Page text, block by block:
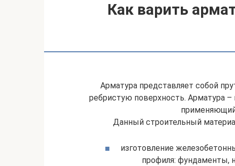
Как варить
Арматура представляет собой
ребристую поверхность. Арматура
Данный строительный
изготовление
профиля: фундаменты,